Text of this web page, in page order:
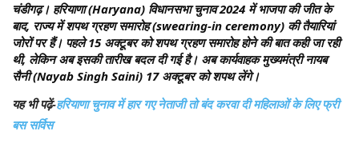
चंडीगढ़। हरियाणा (Haryana) विधानसभा चुनाव 2024 में भाजपा की जीत के
बाद, राज्य में शपथ ग्रहण समारोह (swearing-in ceremony) की तैयारियां
जोरों पर हैं। पहले 15 अक्टूबर को शपथ ग्रहण समारोह होने की बात कही जा रही
थी, लेकिन अब इसकी तारीख बदल दी गई है। अब कार्यवाहक मुख्यमंत्री नायब
सैनी (Nayab Singh Saini) 17 अक्टूबर को शपथ लेंगे।
यह भी पढ़ें-हरियाणा चुनाव में हार गए नेताजी तो बंद करवा दी महिलाओं के लिए फ्री
बस सर्विस